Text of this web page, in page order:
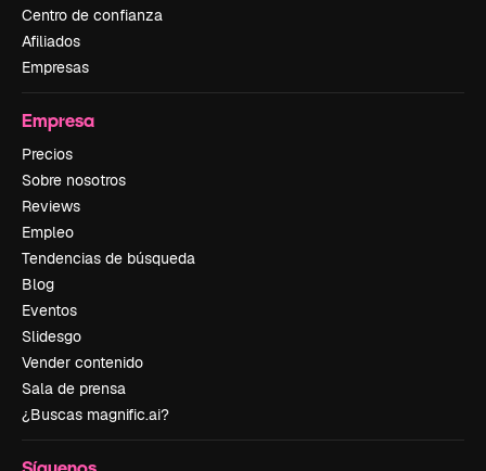
Centro de confianza
Afiliados
Empresas
Empresa
Precios
Sobre nosotros
Reviews
Empleo
Tendencias de búsqueda
Blog
Eventos
Slidesgo
Vender contenido
Sala de prensa
¿Buscas magnific.ai?